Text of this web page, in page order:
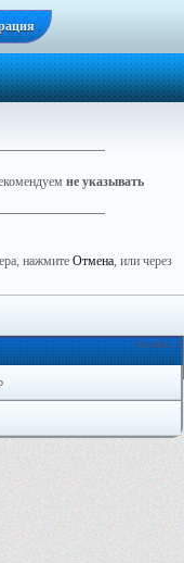
не указывать
нажмите Отмена, или через
Онлайн: 2